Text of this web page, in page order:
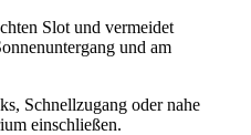
Slot und vermeidet
und am
Schnellzugang oder nahe
einschließen.